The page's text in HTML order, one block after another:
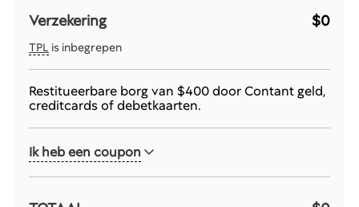
Verzekering
$0
TPL is inbegrepen
Restitueerbare borg van $400door Contant geld,
creditcards of debetkaarten.
Ik heb een coupon